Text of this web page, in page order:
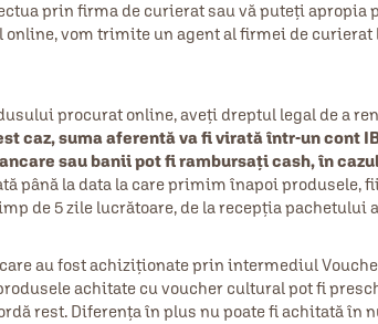
prin firma de curierat sau vă puteți apropia
online, vom trimite un agent al firmei de
procurat online, aveți dreptul legal de a
caz, suma aferentă va fi virată într-un cont
sau banii pot fi rambursați cash, în
până la data la care primim înapoi produsele,
de 5 zile lucrătoare, de la recepția pachetului
au fost achiziționate prin intermediul
achitate cu voucher cultural pot fi
rest. Diferența în plus nu poate fi achitată în